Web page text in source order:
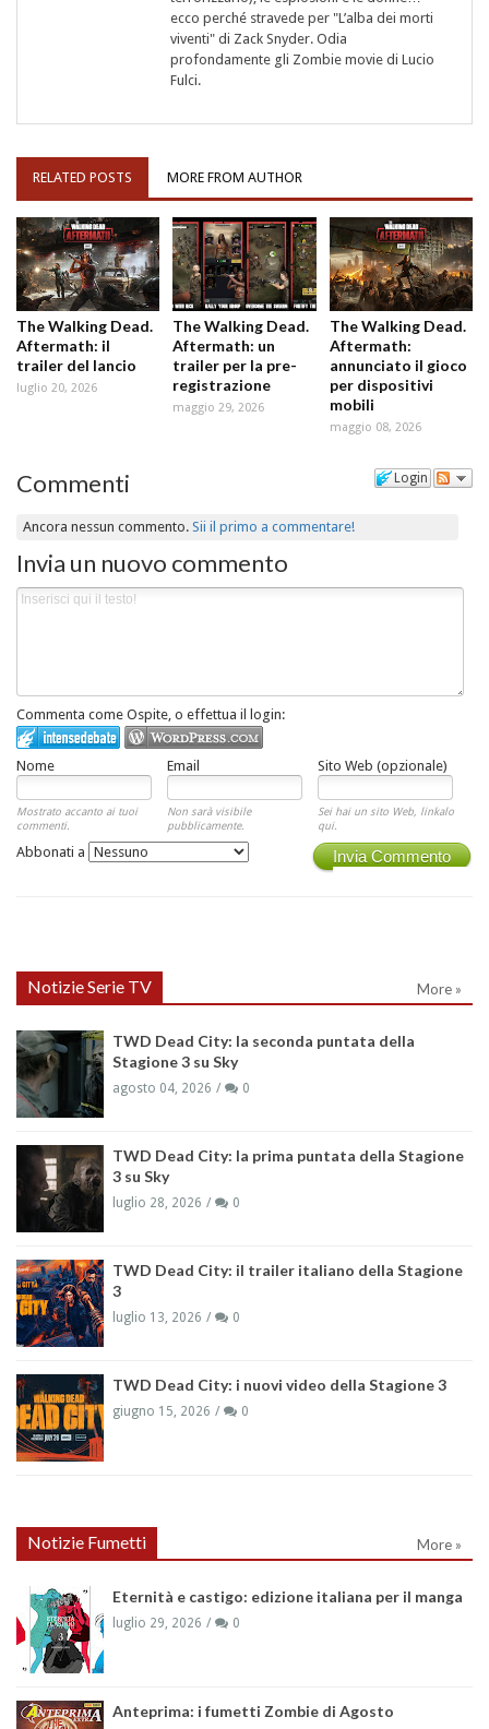
ecco perché stravede per "L’alba dei morti
viventi" di Zack Snyder. Odia
profondamente gli Zombie movie di Lucio
Fulci.
RELATED POSTS MORE FROM AUTHOR
The Walking Dead.
Aftermath: il
trailer del lancio
luglio 20, 2026
The Walking Dead.
Aftermath: un
trailer per la pre-
registrazione
maggio 29, 2026
The Walking Dead.
Aftermath:
annunciato il gioco
per dispositivi
mobili
maggio 08, 2026
Login
Commenti
Ancora nessun commento.Sii il primo a commentare!
Invia un nuovo commento
Commenta come Ospite, o effettua il login:
Nome Email Sito Web (opzionale)
Mostrato accanto ai tuoi
commenti.
Non sarà visibile
pubblicamente.
Sei hai un sito Web, linkalo
qui.
Invia Commento
Abbonati a
Notizie Serie TV More »
TWD Dead City: la seconda puntata della
Stagione 3 su Sky
agosto 04, 2026 0
TWD Dead City: la prima puntata della Stagione
3 su Sky
luglio 28, 2026 0
TWD Dead City: il trailer italiano della Stagione
3
luglio 13, 2026 0
TWD Dead City: i nuovi video della Stagione 3
giugno 15, 2026 0
Notizie Fumetti More »
Eternità e castigo: edizione italiana per il manga
luglio 29, 2026 0
Anteprima: i fumetti Zombie di Agosto